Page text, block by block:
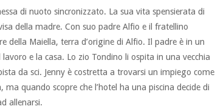
di nuoto sincronizzato. La sua vita spensierata di
della madre. Con suo padre Alfio e il fratellino
della Maiella, terra d’origine di Alfio. Il padre è in un
e la casa. Lo zio Tondino li ospita in una vecchia
da sci. Jenny è costretta a trovarsi un impiego come
quando scopre che l’hotel ha una piscina decide di
allenarsi.